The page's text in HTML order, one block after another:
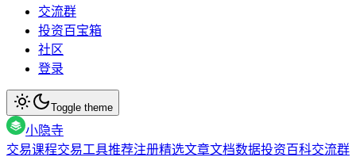
交流群
投资百宝箱
社区
登录
Toggle theme
小隐寺
交易课程交易工具推荐注册精选文章文档数据投资百科交流群